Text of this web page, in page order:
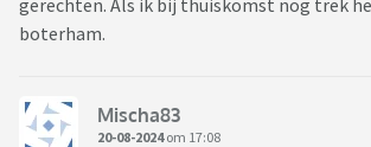
gerechten. Als ik bij thuiskomst nog trek
boterham.
Mischa83
20-08-2024om 17:08